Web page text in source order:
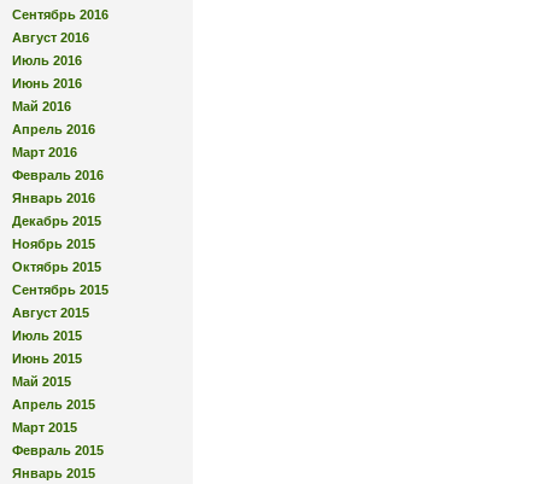
Сентябрь 2016
Август 2016
Июль 2016
Июнь 2016
Май 2016
Апрель 2016
Март 2016
Февраль 2016
Январь 2016
Декабрь 2015
Ноябрь 2015
Октябрь 2015
Сентябрь 2015
Август 2015
Июль 2015
Июнь 2015
Май 2015
Апрель 2015
Март 2015
Февраль 2015
Январь 2015